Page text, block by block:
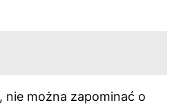
nie można zapominać o